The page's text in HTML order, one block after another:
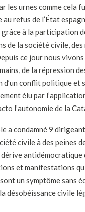
urnes comme cela
refus de l’État
à la participation
de la société civile, des
ce jour nous
de la répression
conflit politique et
élu par
l’autonomie de la
a condamné 9
civile à des peines
antidémocratique
et manifestations
un symptôme sans
désobéissance civile